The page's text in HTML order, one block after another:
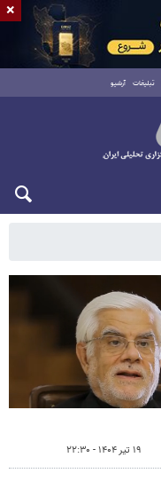
تبلیغات آرشیو
۱۹ تیر ۱۴۰۴ - ۲۲:۳۰
×